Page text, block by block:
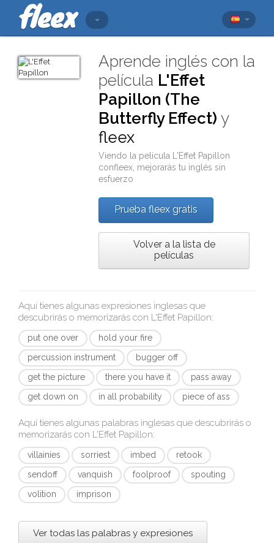
Aprende inglés con la
película L'Effet
Papillon (The
Butterfly Effect) y
fleex
Viendo la película
L'Effet Papillon
confleex , mejorarás tu inglés sin
esfuerzo
Prueba fleex gratis
Volver a la lista de
películas
Aquí tienes algunas expresiones inglesas que
descubrirás o memorizarás con L'Effet Papillon:
put one over
hold your fire
percussion instrument
bugger off
get the picture
there you have it
pass away
get down on
in all probability piece of ass
Aquí tienes algunas palabras inglesas que descubrirás o
memorizarás con L'Effet Papillon:
villainies sorriest imbed
retook
sendoff
vanquish foolproof
spouting
volition
imprison
Ver todas las palabras y expresiones